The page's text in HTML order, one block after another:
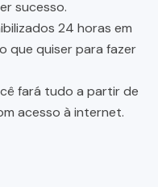
sucesso.
24 horas em
que quiser para fazer
fará tudo a partir de
acesso à internet.